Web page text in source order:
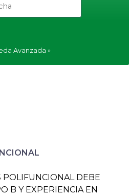
Avanzada
POLIFUNCIONAL DEBE
B Y EXPERIENCIA EN